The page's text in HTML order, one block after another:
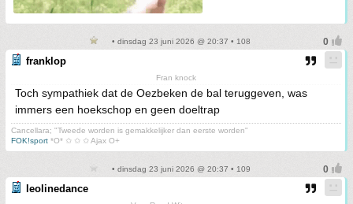
• dinsdag 23 juni 2026 @ 20:37 • 108
franklop
Fran knock
Toch sympathiek dat de Oezbeken de bal teruggeven, was
immers een hoekschop en geen doeltrap
Cancellara; "Tweede worden is gemakkelijker dan eerste worden"
FOK!sport *O* ✩ ✩ ✩ Ajax O+
• dinsdag 23 juni 2026 @ 20:37 • 109
leolinedance